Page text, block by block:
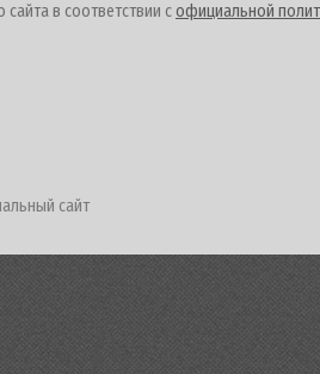
в соответствии софициальной
сайт